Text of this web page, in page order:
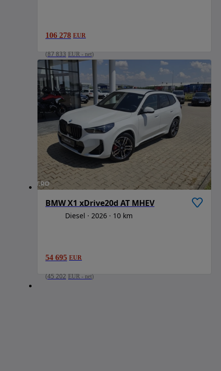
106 278 EUR
(87 833 EUR - net)
BMW X1 xDrive20d AT MHEV
Diesel 2026 10 km
54 695 EUR
(45 202 EUR - net)